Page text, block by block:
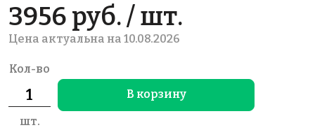
3956 руб. / шт.
Цена актуальна на 10.08.2026
Кол-во
шт.
В корзину